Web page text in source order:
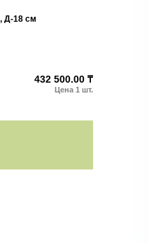
Д-18 см
432 500.00 ₸